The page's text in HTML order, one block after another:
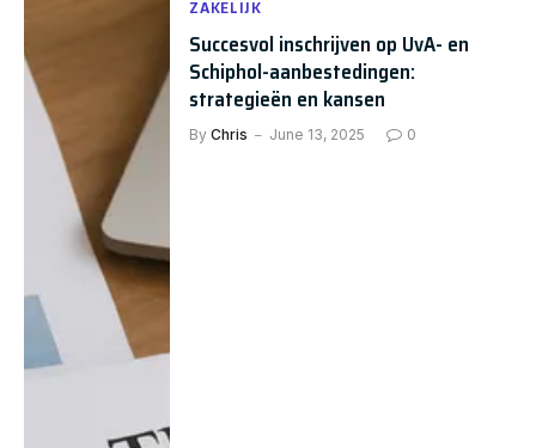
ZAKELIJK
Succesvol inschrijven op UvA- en
Schiphol-aanbestedingen:
strategieën en kansen
By Chris June 13, 2025 0